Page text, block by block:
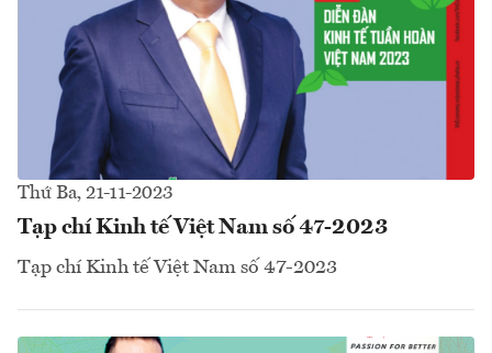
Thứ Ba, 21-11-2023
Tạp chí Kinh tế Việt Nam số 47-2023
Tạp chí Kinh tế Việt Nam số 47-2023